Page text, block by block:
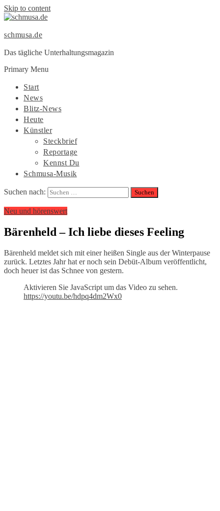
Skip to content
schmusa.de
Das tägliche Unterhaltungsmagazin
Primary Menu
Start
News
Blitz-News
Heute
Künstler
Steckbrief
Reportage
Kennst Du
Schmusa-Musik
Suchen nach:
Neu und hörenswert
Bärenheld – Ich liebe dieses Feeling
Bärenheld meldet sich mit einer heißen Single aus der Winterpause
zurück. Letztes Jahr hat er noch sein Debüt-Album veröffentlicht,
doch heuer ist das Schnee von gestern.
Aktivieren Sie JavaScript um das Video zu sehen.
https://youtu.be/hdpq4dm2Wx0